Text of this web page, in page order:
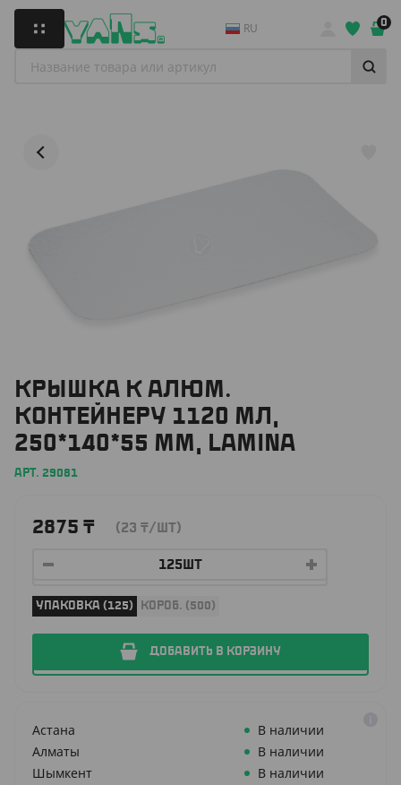
RU 0
КРЫШКА К АЛЮМ.
КОНТЕЙНЕРУ 1120 МЛ,
250*140*55 ММ, LAMINA
АРТ. 29081
2875 ₸ (23 ₸/ШТ)
УПАКОВКА (125) КОРОБ. (500)
ДОБАВИТЬ В КОРЗИНУ
Астана
В наличии
Алматы
В наличии
Шымкент
В наличии